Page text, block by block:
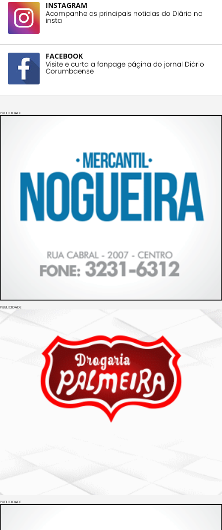
INSTAGRAM
Acompanhe as principais notícias do Diário no
insta
FACEBOOK
Visite e curta a fanpage página do jornal Diário
Corumbaense
PUBLICIDADE
PUBLICIDADE
PUBLICIDADE